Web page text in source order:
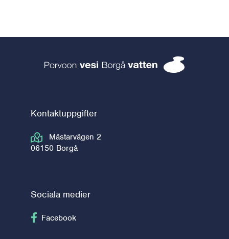
Kontaktuppgifter
Mästarvägen 2
06150 Borgå
Sociala medier
Följ på Facebook
Facebook